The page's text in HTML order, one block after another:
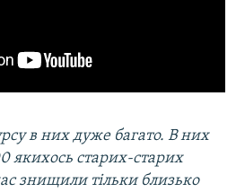
в них дуже багато. В них
якихось старих-старих
знищили тільки близько